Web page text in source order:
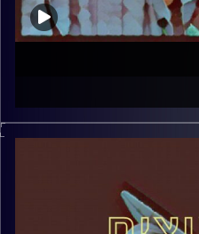
עם פרופסור בועז בן-